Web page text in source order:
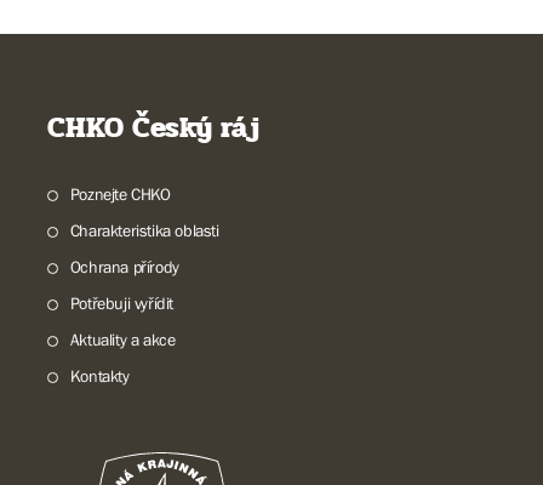
CHKO Český ráj
Poznejte CHKO
Charakteristika oblasti
Ochrana přírody
Potřebuji vyřídit
Aktuality a akce
Kontakty